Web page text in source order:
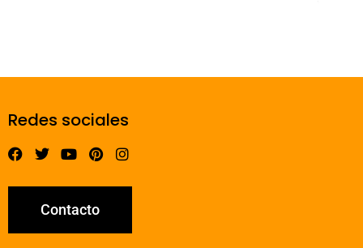
Redes sociales
Contacto